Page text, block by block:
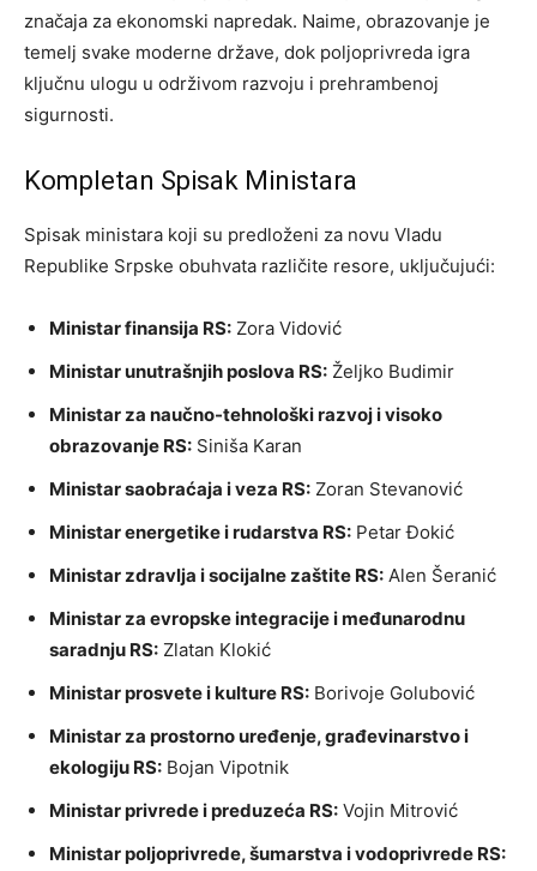
značaja za ekonomski napredak. Naime, obrazovanje je
temelj svake moderne države, dok poljoprivreda igra
ključnu ulogu u održivom razvoju i prehrambenoj
sigurnosti.
Kompletan Spisak Ministara
Spisak ministara koji su predloženi za novu Vladu
Republike Srpske obuhvata različite resore, uključujući:
Ministar finansija RS: Zora Vidović
Ministar unutrašnjih poslova RS: Željko Budimir
Ministar za naučno-tehnološki razvoj i visoko
obrazovanje RS: Siniša Karan
Ministar saobraćaja i veza RS: Zoran Stevanović
Ministar energetike i rudarstva RS: Petar Đokić
Ministar zdravlja i socijalne zaštite RS: Alen Šeranić
Ministar za evropske integracije i međunarodnu
saradnju RS: Zlatan Klokić
Ministar prosvete i kulture RS: Borivoje Golubović
Ministar za prostorno uređenje, građevinarstvo i
ekologiju RS: Bojan Vipotnik
Ministar privrede i preduzeća RS: Vojin Mitrović
Ministar poljoprivrede, šumarstva i vodoprivrede RS: